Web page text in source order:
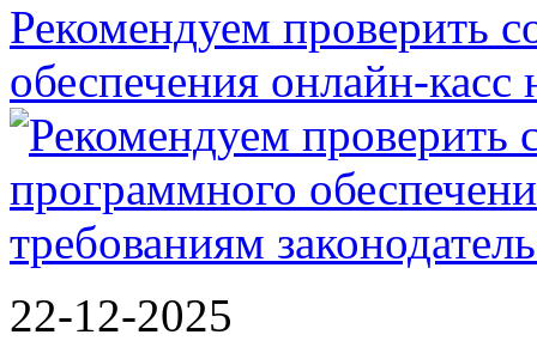
Рекомендуем проверить
обеспечения онлайн-
22-12-2025